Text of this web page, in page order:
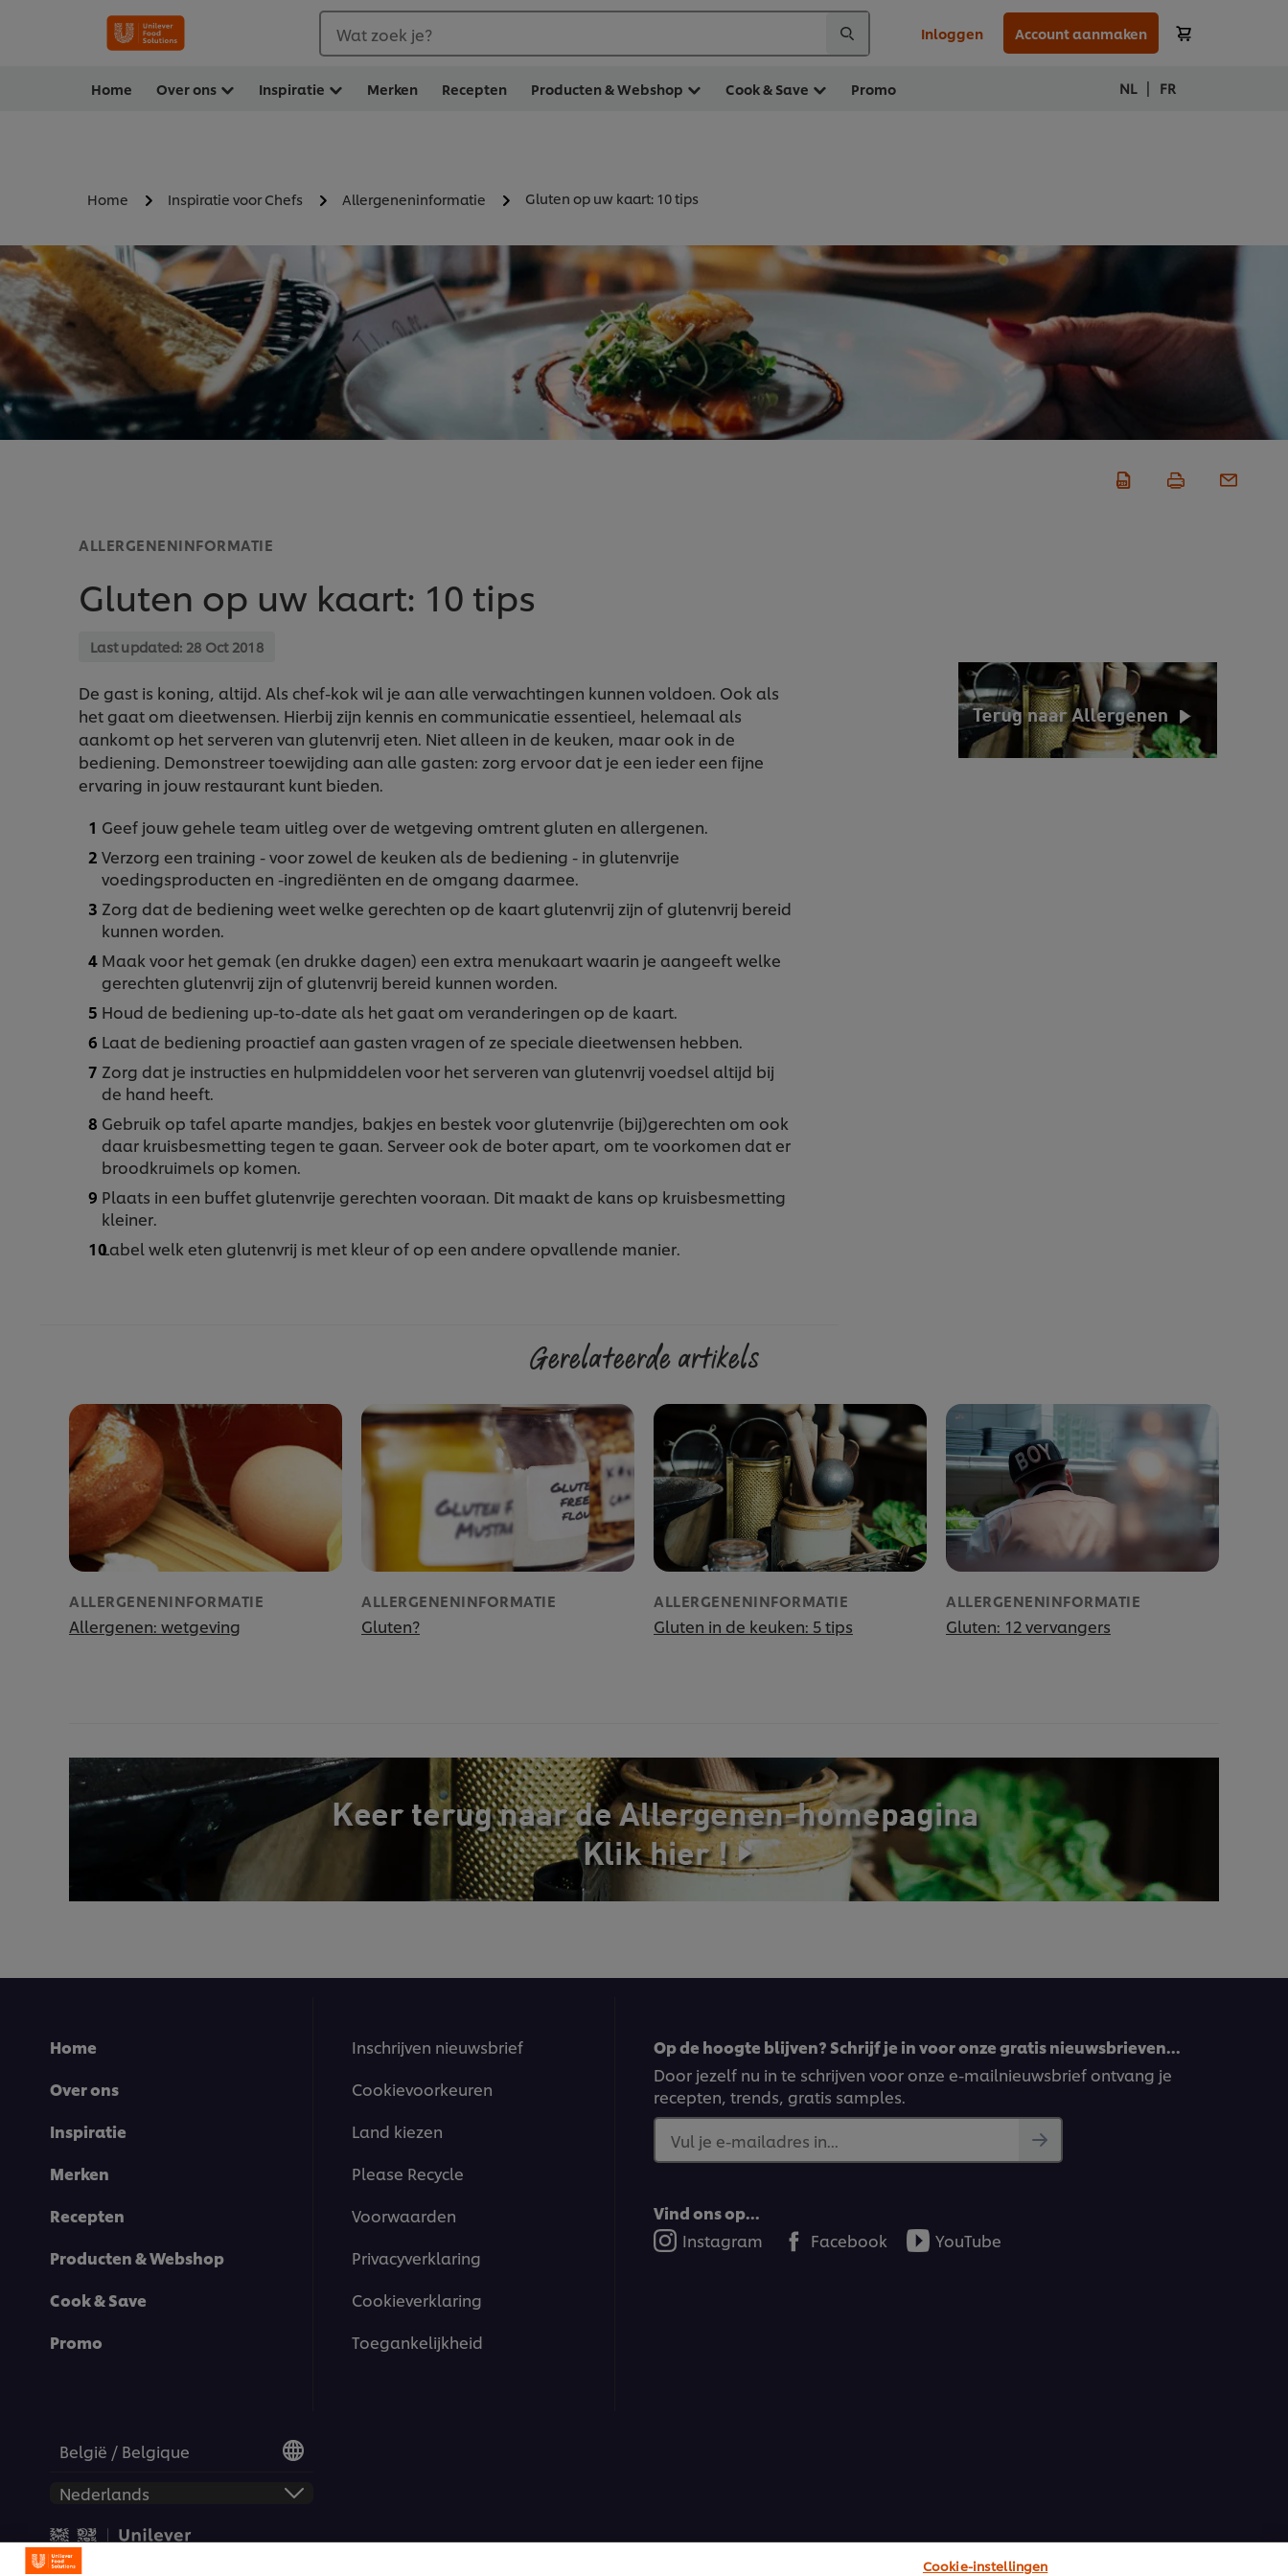
Wat zoek je? Inloggen Account aanmaken
Home Over ons Inspiratie Merken Recepten Producten & Webshop Cook & Save Promo NL | FR
Home Inspiratie voor Chefs Allergeneninformatie Gluten op uw kaart: 10 tips
ALLERGENENINFORMATIE
Gluten op uw kaart: 10 tips
Last updated: 28 Oct 2018
De gast is koning, altijd. Als chef-kok wil je aan alle verwachtingen kunnen voldoen. Ook als
het gaat om dieetwensen. Hierbij zijn kennis en communicatie essentieel, helemaal als
aankomt op het serveren van glutenvrij eten. Niet alleen in de keuken, maar ook in de
bediening. Demonstreer toewijding aan alle gasten: zorg ervoor dat je een ieder een fijne
ervaring in jouw restaurant kunt bieden.
Geef jouw gehele team uitleg over de wetgeving omtrent gluten en allergenen.
Verzorg een training - voor zowel de keuken als de bediening - in glutenvrije
voedingsproducten en -ingrediënten en de omgang daarmee.
Zorg dat de bediening weet welke gerechten op de kaart glutenvrij zijn of glutenvrij bereid
kunnen worden.
Maak voor het gemak (en drukke dagen) een extra menukaart waarin je aangeeft welke
gerechten glutenvrij zijn of glutenvrij bereid kunnen worden.
Houd de bediening up-to-date als het gaat om veranderingen op de kaart.
Laat de bediening proactief aan gasten vragen of ze speciale dieetwensen hebben.
Zorg dat je instructies en hulpmiddelen voor het serveren van glutenvrij voedsel altijd bij
de hand heeft.
Gebruik op tafel aparte mandjes, bakjes en bestek voor glutenvrije (bij)gerechten om ook
daar kruisbesmetting tegen te gaan. Serveer ook de boter apart, om te voorkomen dat er
broodkruimels op komen.
Plaats in een buffet glutenvrije gerechten vooraan. Dit maakt de kans op kruisbesmetting
kleiner.
Label welk eten glutenvrij is met kleur of op een andere opvallende manier.
Gerelateerde artikels
ALLERGENENINFORMATIE
Allergenen: wetgeving
ALLERGENENINFORMATIE
Gluten?
ALLERGENENINFORMATIE
Gluten in de keuken: 5 tips
ALLERGENENINFORMATIE
Gluten: 12 vervangers
Home
Over ons
Inspiratie
Merken
Recepten
Producten & Webshop
Cook & Save
Promo
Inschrijven nieuwsbrief
Cookievoorkeuren
Land kiezen
Please Recycle
Voorwaarden
Privacyverklaring
Cookieverklaring
Toegankelijkheid
Op de hoogte blijven? Schrijf je in voor onze gratis nieuwsbrieven…
Door jezelf nu in te schrijven voor onze e-mailnieuwsbrief ontvang je
recepten, trends, gratis samples.
Vul je e-mailadres in...
Vind ons op...
Instagram
Facebook YouTube
België / Belgique
Cookie-instellingen